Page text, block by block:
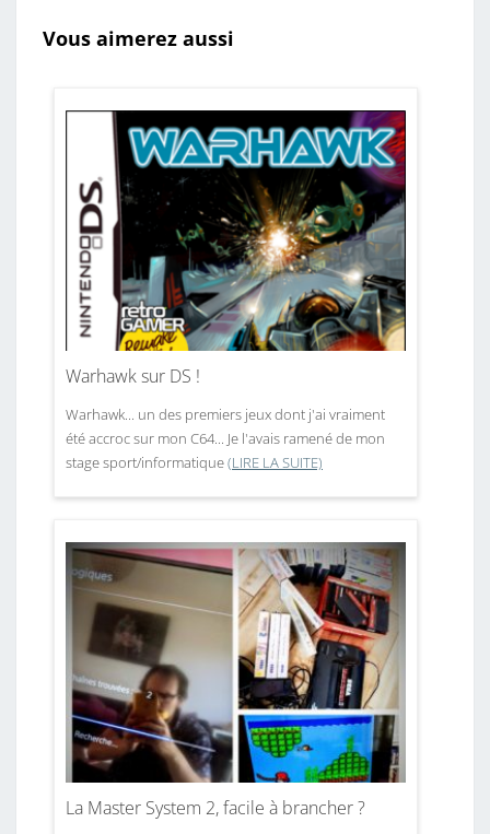
Vous aimerez aussi
Warhawk sur DS !
Warhawk... un des premiers jeux dont j'ai vraiment
été accroc sur mon C64... Je l'avais ramené de mon
stage sport/informatique(LIRE LA SUITE)
La Master System 2, facile à brancher ?